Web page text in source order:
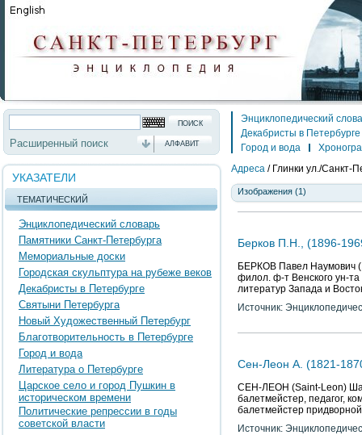
Расширенный поиск АЛФАВИТ
УКАЗАТЕЛИ
ТЕМАТИЧЕСКИЙ
Энциклопедический словарь
Памятники Санкт-Петербурга
Мемориальные доски
Городская скульптура на рубеже веков
Декабристы в Петербурге
Святыни Петербурга
Новый Художественный Петербург
Благотворительность в Петербурге
Город и вода
Литература о Петербурге
Царское село и город Пушкин в
историческом времени
Политические репрессии в годы
советской власти
Энциклопедический
Декабристы в Петербурге
Город и вода
Адреса / Глинки ул./Санкт-
Изображения (1)
Берков П.Н., (1896-
БЕРКОВ Павел Наумович
филол. ф-т Венского ун-
литератур Запада и
Источник:
Сен-Леон А. (1821-
СЕН-ЛЕОН (Saint-Leon)
балетмейстер, педагог,
балетмейстер
Источник: